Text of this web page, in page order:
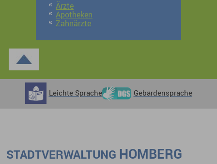
Ärzte
Apotheken
Zahnärzte
Leichte Sprache Gebärdensprache
STADTVERWALTUNG HOMBERG